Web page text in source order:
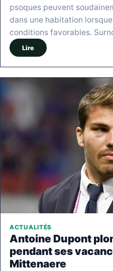
psoques peuvent
dans une habitation
conditions favorables.
Lire
ACTUALITÉS
Antoine Dupont
pendant ses
Mittenaere